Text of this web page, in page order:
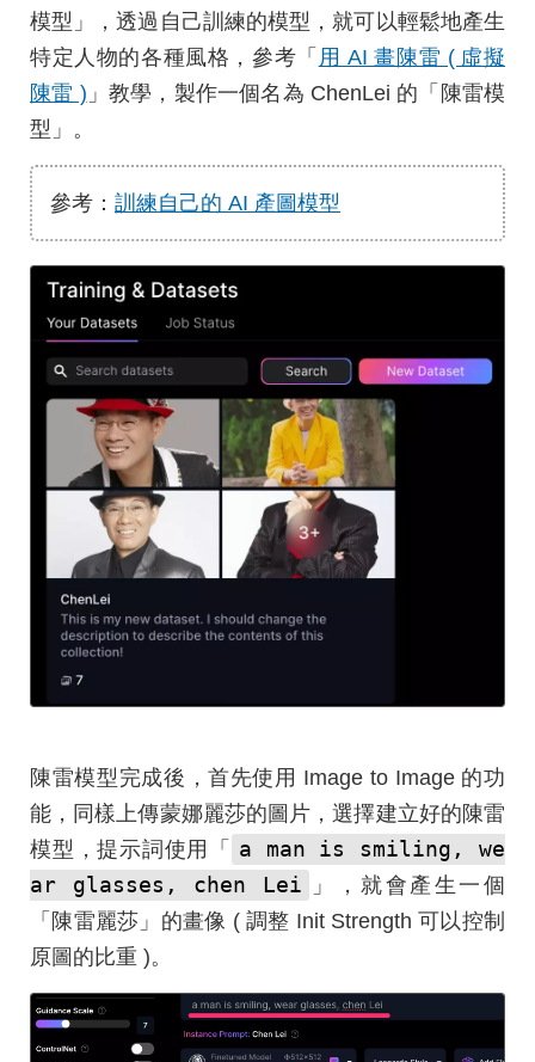
模型」，透過自己訓練的模型，就可以輕鬆地產生
特定人物的各種風格，參考「 用 AI 畫陳雷 ( 虛擬
陳雷 ) 」教學，製作一個名為 ChenLei 的「陳雷模
型」。
參考： 訓練自己的 AI 產圖模型
陳雷模型完成後，首先使用 Image to Image 的功
能，同樣上傳蒙娜麗莎的圖片，選擇建立好的陳雷
模型，提示詞使用「
a man is smiling, we
ar glasses, chen Lei
」，就會產生一個
「陳雷麗莎」的畫像 ( 調整 Init Strength 可以控制
原圖的比重 )。